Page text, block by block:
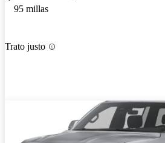
95 millas
Trato justo